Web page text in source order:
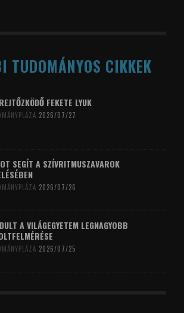
TUDOMÁNYOS CIKKEK
FEKETE LYUK
2026/07/27
SEGÍT A SZÍVRITMUSZAVAROK
2026/07/26
A VILÁGEGYETEM LEGNAGYOBB
2026/07/25